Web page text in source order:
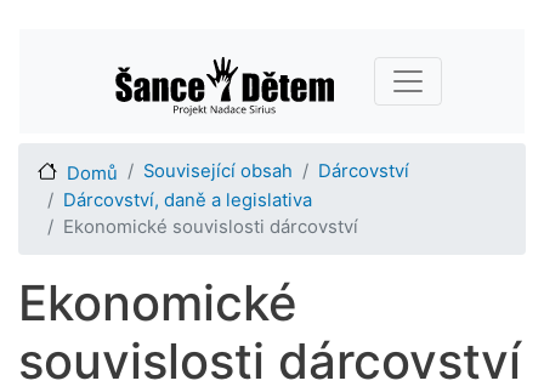
hlavnímu
obsahu
Main navigation
Domů Související obsah
Dárcovství
Dárcovství, daně a legislativa
Ekonomické souvislosti dárcovství
Ekonomické
souvislosti dárcovství